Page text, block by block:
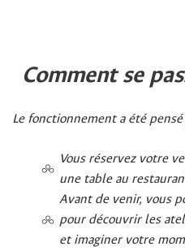
Comment se
Le fonctionnement a été
Vous réservez votre
une table au
Avant de venir, vous
pour découvrir les
et imaginer votre